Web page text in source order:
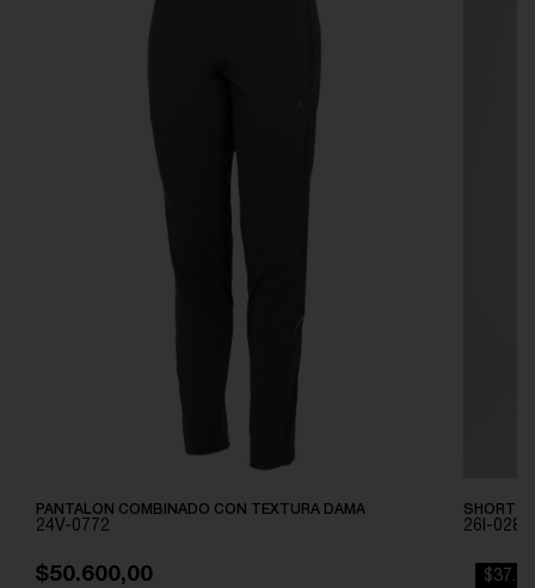
PANTALON COMBINADO CON TEXTURA DAMA
24V-0772
$50.600,00
SHORT
26I-0289